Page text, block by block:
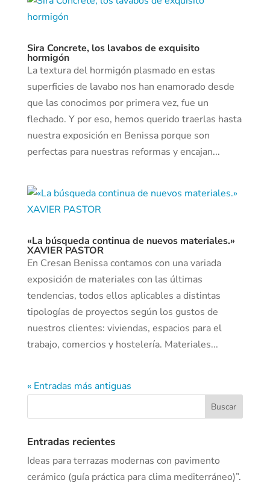
Sira Concrete, los lavabos de exquisito
hormigón
La textura del hormigón plasmado en estas
superficies de lavabo nos han enamorado desde
que las conocimos por primera vez, fue un
flechado. Y por eso, hemos querido traerlas hasta
nuestra exposición en Benissa porque son
perfectas para nuestras reformas y encajan...
«La búsqueda continua de nuevos materiales.»
XAVIER PASTOR
En Cresan Benissa contamos con una variada
exposición de materiales con las últimas
tendencias, todos ellos aplicables a distintas
tipologías de proyectos según los gustos de
nuestros clientes: viviendas, espacios para el
trabajo, comercios y hostelería. Materiales...
« Entradas más antiguas
Entradas recientes
Ideas para terrazas modernas con pavimento
cerámico (guía práctica para clima mediterráneo)”.